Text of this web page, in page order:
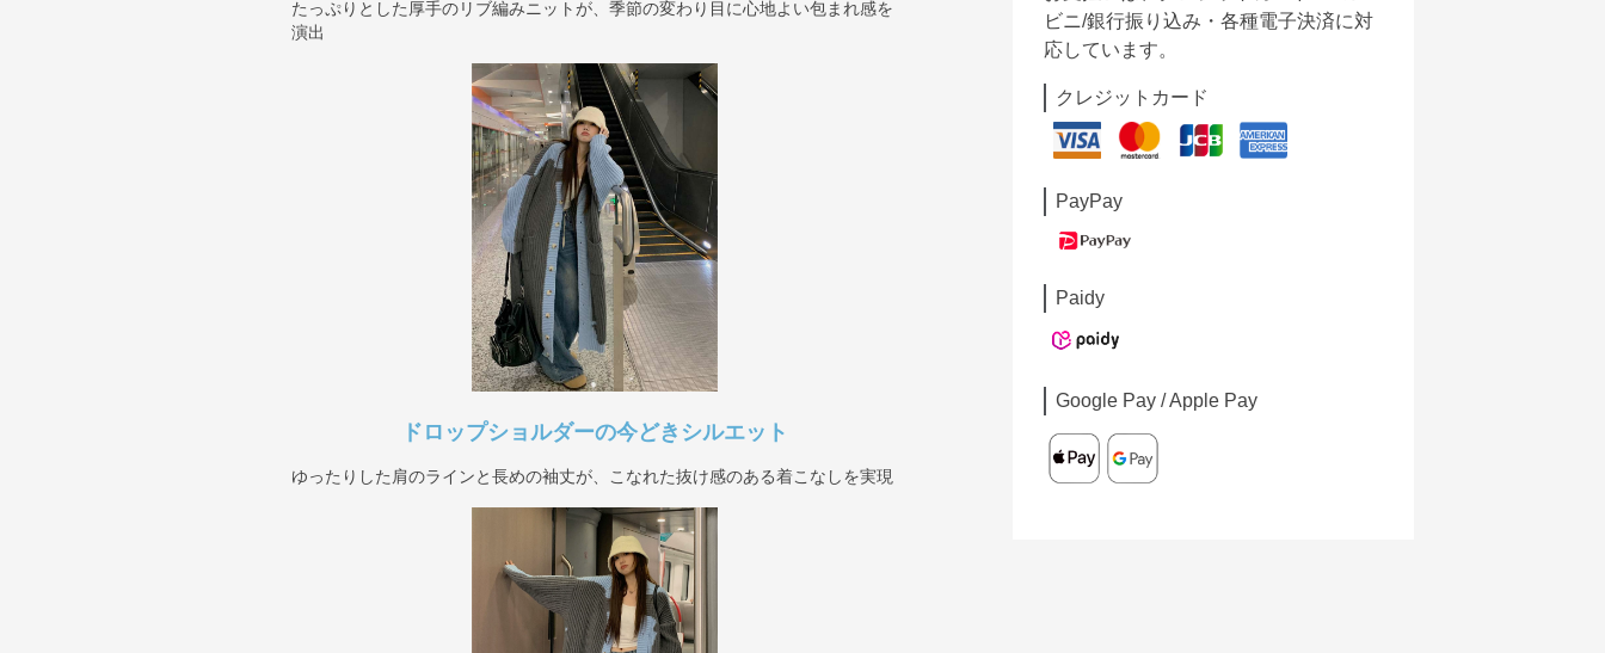
たっぷりとした厚手のリブ編みニットが、季節の変わり目に心地よい包まれ感を
演出
ドロップショルダーの今どきシルエット
ゆったりした肩のラインと長めの袖丈が、こなれた抜け感のある着こなしを実現
ビニ/銀行振り込み・各種電子決済に対
応しています。
クレジットカード
PayPay
Paidy
Google Pay / Apple Pay